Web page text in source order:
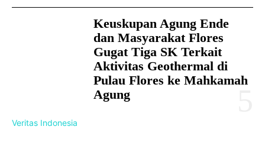
Keuskupan Agung Ende
dan Masyarakat Flores
Gugat Tiga SK Terkait
Aktivitas Geothermal di
Pulau Flores ke Mahkamah
Agung
Veritas Indonesia